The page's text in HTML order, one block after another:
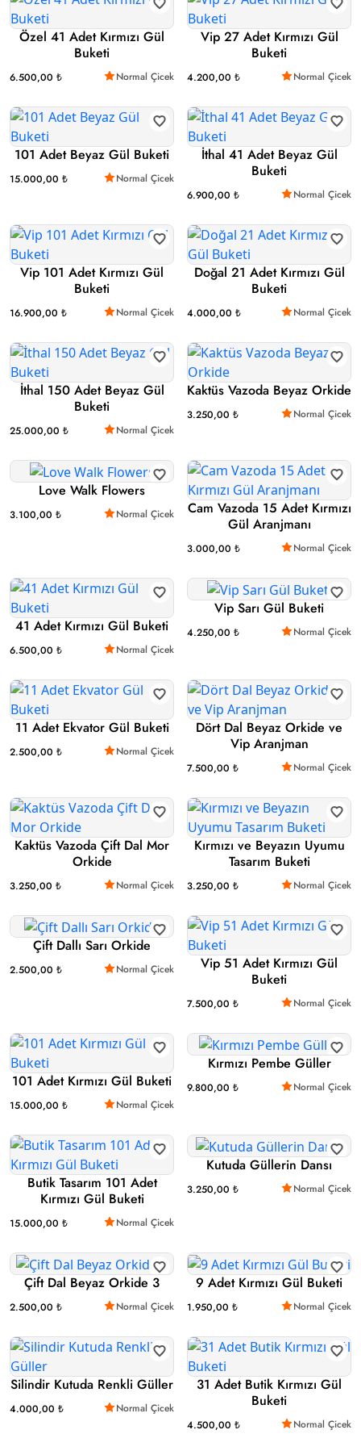
Özel 41 Adet Kırmızı Gül
Buketi
6.500,00 ₺ Normal Çicek
Vip 27 Adet Kırmızı Gül
Buketi
4.200,00 ₺ Normal Çicek
101 Adet Beyaz Gül Buketi
15.000,00 ₺ Normal Çicek
İthal 41 Adet Beyaz Gül
Buketi
6.900,00 ₺ Normal Çicek
Vip 101 Adet Kırmızı Gül
Buketi
16.900,00 ₺ Normal Çicek
Doğal 21 Adet Kırmızı Gül
Buketi
4.000,00 ₺ Normal Çicek
İthal 150 Adet Beyaz Gül
Buketi
25.000,00 ₺ Normal Çicek
Kaktüs Vazoda Beyaz Orkide
3.250,00 ₺ Normal Çicek
Love Walk Flowers
3.100,00 ₺ Normal Çicek
Cam Vazoda 15 Adet Kırmızı
Gül Aranjmanı
3.000,00 ₺ Normal Çicek
41 Adet Kırmızı Gül Buketi
6.500,00 ₺ Normal Çicek
Vip Sarı Gül Buketi
4.250,00 ₺ Normal Çicek
11 Adet Ekvator Gül Buketi
2.500,00 ₺ Normal Çicek
Dört Dal Beyaz Orkide ve
Vip Aranjman
7.500,00 ₺ Normal Çicek
Kaktüs Vazoda Çift Dal Mor
Orkide
3.250,00 ₺ Normal Çicek
Kırmızı ve Beyazın Uyumu
Tasarım Buketi
3.250,00 ₺ Normal Çicek
Çift Dallı Sarı Orkide
2.500,00 ₺ Normal Çicek
Vip 51 Adet Kırmızı Gül
Buketi
7.500,00 ₺ Normal Çicek
101 Adet Kırmızı Gül Buketi
15.000,00 ₺ Normal Çicek
Kırmızı Pembe Güller
9.800,00 ₺ Normal Çicek
Butik Tasarım 101 Adet
Kırmızı Gül Buketi
15.000,00 ₺ Normal Çicek
Kutuda Güllerin Dansı
3.250,00 ₺ Normal Çicek
Çift Dal Beyaz Orkide 3
2.500,00 ₺ Normal Çicek
9 Adet Kırmızı Gül Buketi
1.950,00 ₺ Normal Çicek
Silindir Kutuda Renkli Güller
4.000,00 ₺ Normal Çicek
31 Adet Butik Kırmızı Gül
Buketi
4.500,00 ₺ Normal Çicek